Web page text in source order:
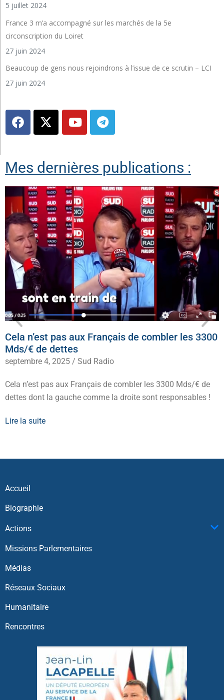
5 juillet 2024
France 3 m’a accompagné sur les marchés de la 5e
circonscription du Loiret
27 juin 2024
Beaucoup de gens nous rejoindrons à l’issue de ce scrutin – LCI
27 juin 2024
Mes dernières publications :
Cela n’est pas aux Français de combler les 3300
Mds/€ de dettes
septembre 4, 2025 / Sud Radio
Cela n’est pas aux Français de combler les 3300 Mds/€ de
dettes dont la gauche comme la droite sont responsables !
Lire la suite
Accueil
Biographie
Actions
Missions Parlementaires
Médias
Réseaux Sociaux
Humanitaire
Rencontres